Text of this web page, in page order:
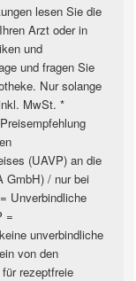
lesen Sie die
Arzt oder in
und
und fragen Sie
Nur solange
MwSt. *
(UAVP) an die
GmbH) / nur bei
Unverbindliche
=
unverbindliche
von den
rezeptfreie